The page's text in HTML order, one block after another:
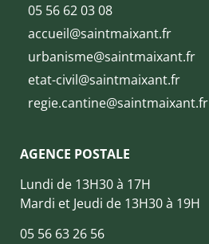
05 56 62 03 08
accueil@saintmaixant.fr
urbanisme@saintmaixant.fr
etat-civil@saintmaixant.fr
regie.cantine@saintmaixant.fr
AGENCE POSTALE
Lundi de 13H30 à 17H
Mardi et Jeudi de 13H30 à 19H
05 56 63 26 56